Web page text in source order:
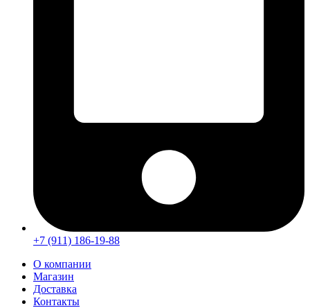
+7 (911) 186-19-88
О компании
Магазин
Доставка
Контакты